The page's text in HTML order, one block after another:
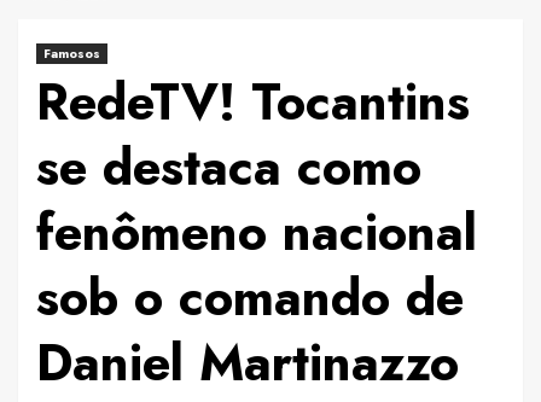
Famosos
RedeTV! Tocantins
se destaca como
fenômeno nacional
sob o comando de
Daniel Martinazzo